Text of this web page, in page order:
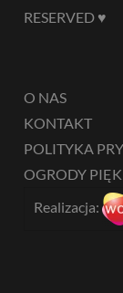
RESERVED ♥
O NAS
KONTAKT
POLITYKA
OGRODY
Realizacja: